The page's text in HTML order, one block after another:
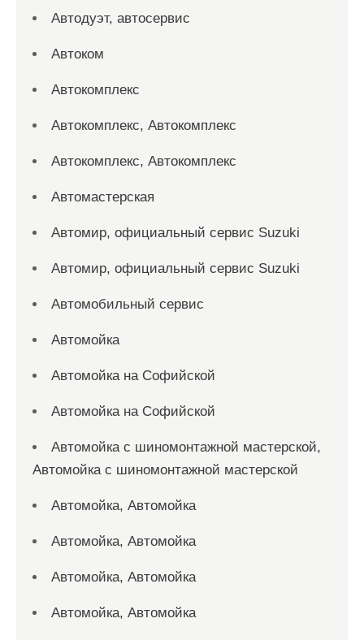
Автодуэт, автосервис
Автоком
Автокомплекс
Автокомплекс, Автокомплекс
Автокомплекс, Автокомплекс
Автомастерская
Автомир, официальный сервис Suzuki
Автомир, официальный сервис Suzuki
Автомобильный сервис
Автомойка
Автомойка на Софийской
Автомойка на Софийской
Автомойка с шиномонтажной мастерской,
Автомойка с шиномонтажной мастерской
Автомойка, Автомойка
Автомойка, Автомойка
Автомойка, Автомойка
Автомойка, Автомойка